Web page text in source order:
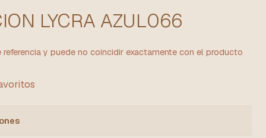
LYCRA AZUL066
y puede no coincidir exactamente con el producto